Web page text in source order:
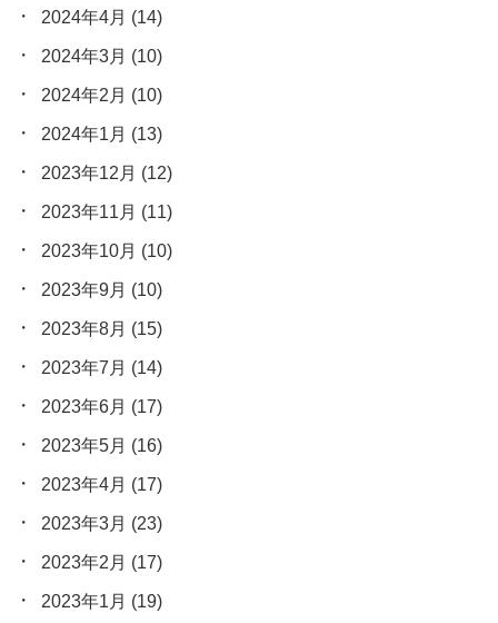
2024年4月 (14)
2024年3月 (10)
2024年2月 (10)
2024年1月 (13)
2023年12月 (12)
2023年11月 (11)
2023年10月 (10)
2023年9月 (10)
2023年8月 (15)
2023年7月 (14)
2023年6月 (17)
2023年5月 (16)
2023年4月 (17)
2023年3月 (23)
2023年2月 (17)
2023年1月 (19)